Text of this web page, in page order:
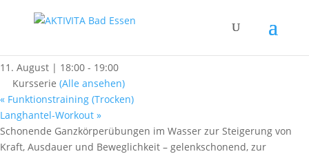
« Alle Kurse
11. August | 18:00 - 19:00
Kursserie (Alle ansehen)
« Funktionstraining (Trocken)
Langhantel-Workout »
Schonende Ganzkörperübungen im Wasser zur Steigerung von
Kraft, Ausdauer und Beweglichkeit – gelenkschonend, zur